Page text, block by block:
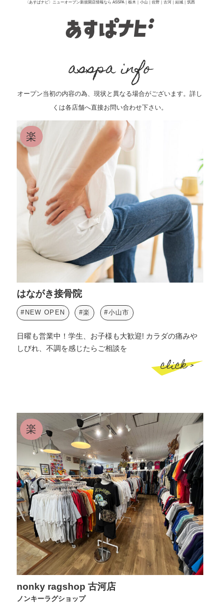
〈あすぱナビ〉ニューオープン新規開店情報なら ASSPA｜栃木｜小山｜佐野｜古河｜結城｜筑西
asspa info
オープン当初の内容の為、現状と異なる場合がございます。詳し
くは各店舗へ直接お問い合わせ下さい。
楽
はながき接骨院
#NEW OPEN #楽 #小山市
日曜も営業中！学生、お子様も大歓迎! カラダの痛みや
しびれ、不調を感じたらご相談を
click >
楽
nonky ragshop 古河店
ノンキーラグショップ